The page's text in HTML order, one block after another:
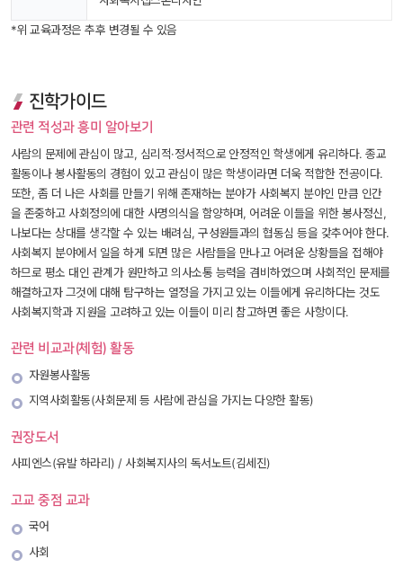
*위 교육과정은 추후 변경될 수 있음
진학가이드
관련 적성과 흥미 알아보기
사람의 문제에 관심이 많고, 심리적·정서적으로 안정적인 학생에게 유리하다. 종교
활동이나 봉사활동의 경험이 있고 관심이 많은 학생이라면 더욱 적합한 전공이다.
또한, 좀 더 나은 사회를 만들기 위해 존재하는 분야가 사회복지 분야인 만큼 인간
을 존중하고 사회정의에 대한 사명의식을 함양하며, 어려운 이들을 위한 봉사정신,
나보다는 상대를 생각할 수 있는 배려심, 구성원들과의 협동심 등을 갖추어야 한다.
사회복지 분야에서 일을 하게 되면 많은 사람들을 만나고 어려운 상황들을 접해야
하므로 평소 대인 관계가 원만하고 의사소통 능력을 겸비하였으며 사회적인 문제를
해결하고자 그것에 대해 탐구하는 열정을 가지고 있는 이들에게 유리하다는 것도
사회복지학과 지원을 고려하고 있는 이들이 미리 참고하면 좋은 사항이다.
관련 비교과(체험) 활동
자원봉사활동
지역사회활동(사회문제 등 사람에 관심을 가지는 다양한 활동)
권장도서
사피엔스(유발 하라리) / 사회복지사의 독서노트(김세진)
고교 중점 교과
국어
사회